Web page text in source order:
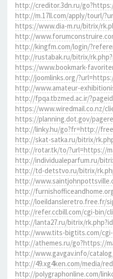
http://creditor.3dn.ru/
http://m.17ll.com/apply/tourl/
https://www.dia-m.ru/bitrix/
http://
http://kingfm.com/login/
http://rustabak.ru/bitrix/
https://www.bookmark-
http://joomlinks.org/
http://www.amateur-
http://fpqa.tbzmed.ac.ir/
https://www.wiredmail.co.nz/
https://planning.dot.gov/
http://linky.hu/go?fr=http://
http://skat-satka.ru/bitrix/
http://rotar.tk/to/?url=https://
http://individualeparfum.ru/
http://td-detstvo.ru/bitrix/
http://
http://
http://loeildansleretro.free.fr/
http://refer.ccbill.com/cgi-bin/
http://lanta27.ru/bitrix/
http://www.tits-bigtits.com/cgi-
http://athemes.ru/go?https://
http://www.gavgav.info/
http://49.xg4ken.com/media/
http://polygraphonline.com/